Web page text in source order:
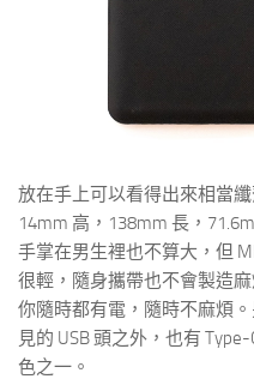
放在手上可以看得出來相當
14mm 高，138mm 長，
手掌在男生裡也不算大，但
很輕，隨身攜帶也不會製造
你隨時都有電，隨時不麻煩
見的 USB 頭之外，也有
色之一。